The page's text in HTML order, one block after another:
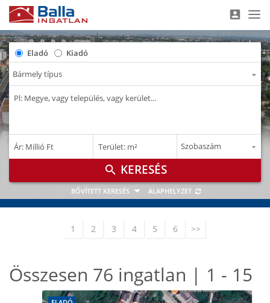
account_box
Eladó Kiadó
–
Ár: Millió Ft –
Terület: m²
search
BŐVÍTETT KERESÉS ALAPHELYZET
1 2 3 4 5 6 >>
Összesen 76 ingatlan | 1 - 15